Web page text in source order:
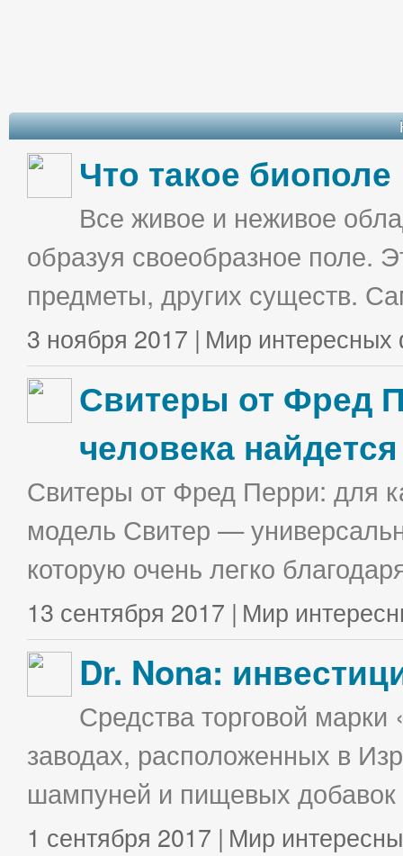
Что такое биополе
Все живое и неживое
образуя своеобразное поле.
предметы, других существ.
3 ноября 2017 | Мир интересных
Свитеры от Фред
человека
Свитеры от Фред Перри: для
модель Свитер —
которую очень легко
13 сентября 2017 | Мир
Dr. Nona:
Средства торговой
заводах, расположенных в
шампуней и пищевых
1 сентября 2017 | Мир